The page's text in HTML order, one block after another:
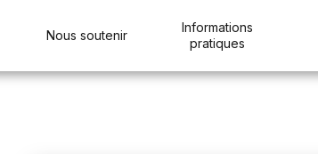
Nous soutenir
Informations
pratiques